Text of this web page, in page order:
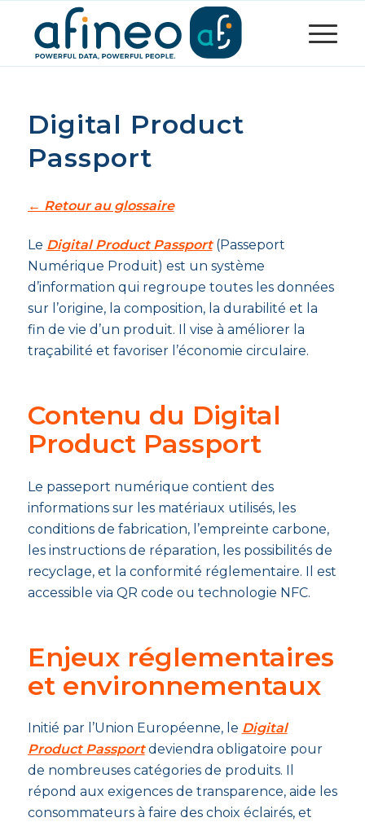
Digital Product
Passport
← Retour au glossaire
Le Digital Product Passport(Passeport
Numérique Produit) est un système
d’information qui regroupe toutes les données
sur l’origine, la composition, la durabilité et la
fin de vie d’un produit. Il vise à améliorer la
traçabilité et favoriser l’économie circulaire.
Contenu du Digital
Product Passport
Le passeport numérique contient des
informations sur les matériaux utilisés, les
conditions de fabrication, l’empreinte carbone,
les instructions de réparation, les possibilités de
recyclage, et la conformité réglementaire. Il est
accessible via QR code ou technologie NFC.
Enjeux réglementaires
et environnementaux
Initié par l’Union Européenne, le Digital
Product Passportdeviendra obligatoire pour
de nombreuses catégories de produits. Il
répond aux exigences de transparence, aide les
consommateurs à faire des choix éclairés, et